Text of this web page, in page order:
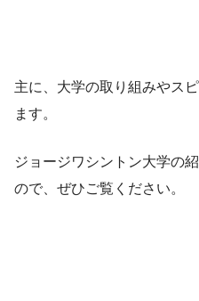
主に、大学の取り組みやス
ます。
ジョージワシントン大学の
ので、ぜひご覧ください。